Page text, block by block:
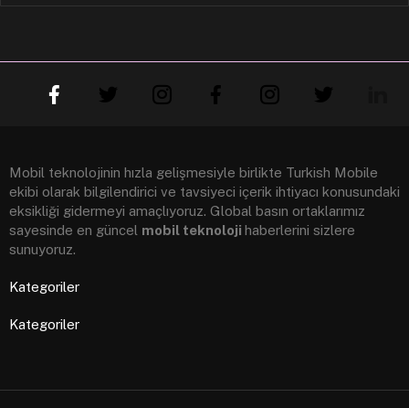
Mobil teknolojinin hızla gelişmesiyle birlikte Turkish Mobile
ekibi olarak bilgilendirici ve tavsiyeci içerik ihtiyacı konusundaki
eksikliği gidermeyi amaçlıyoruz. Global basın ortaklarımız
sayesinde en güncel mobil teknoloji haberlerini sizlere
sunuyoruz.
Kategoriler
Kategoriler